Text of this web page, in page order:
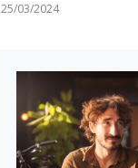
25/03/2024